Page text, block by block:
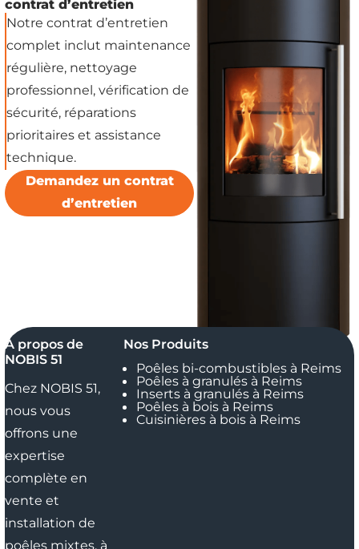
contrat d’entretien
Notre contrat d’entretien
complet inclut maintenance
régulière, nettoyage
professionnel, vérification de
sécurité, réparations
prioritaires et assistance
technique.
Demandez un contrat
d’entretien
À propos de
NOBIS 51
Chez NOBIS 51,
nous vous
offrons une
expertise
complète en
vente et
installation de
Nos Produits
Poêles bi-combustibles à Reims
Poêles à granulés à Reims
Inserts à granulés à Reims
Poêles à bois à Reims
Cuisinières à bois à Reims